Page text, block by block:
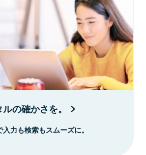
の確かさを。
力も検索もスムーズに。